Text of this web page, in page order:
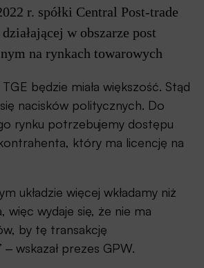
r. spółki Central Post-trade
w obszarze post
na rynkach towarowych
będzie miała większość. Stąd
nacisków politycznych. Do
rynku potrzebujemy dostępu
który ma licencję na
układzie więcej wkładamy niż
więc wydaje się, że nie ma
by tę transakcję
wskazał prezes GPW.